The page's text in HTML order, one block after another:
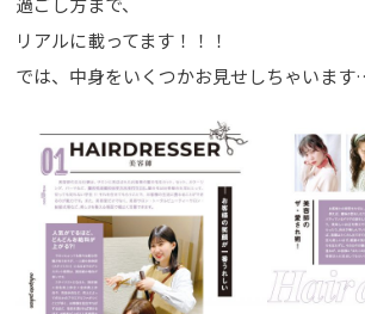
リアルに載ってます！！！
では、中身をいくつかお見せしちゃいます